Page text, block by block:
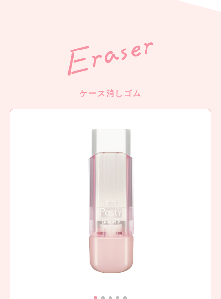
ケース消しゴム